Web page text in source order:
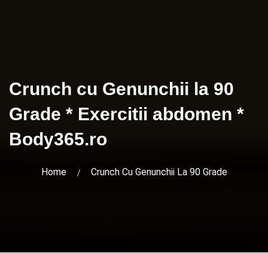
Crunch cu Genunchii la 90
Grade * Exercitii abdomen *
Body365.ro
Home Crunch Cu Genunchii La 90 Grade